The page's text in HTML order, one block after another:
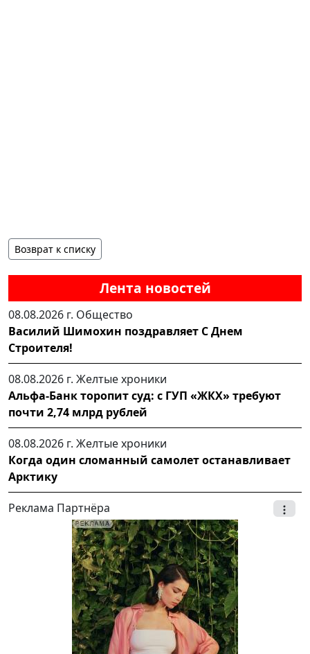
Лента новостей
08.08.2026 г. Общество
Василий Шимохин поздравляет С Днем
Строителя!
08.08.2026 г. Желтые хроники
Альфа-Банк торопит суд: с ГУП «ЖКХ» требуют
почти 2,74 млрд рублей
08.08.2026 г. Желтые хроники
Когда один сломанный самолет останавливает
Арктику
Реклама Партнёра
Возврат к списку